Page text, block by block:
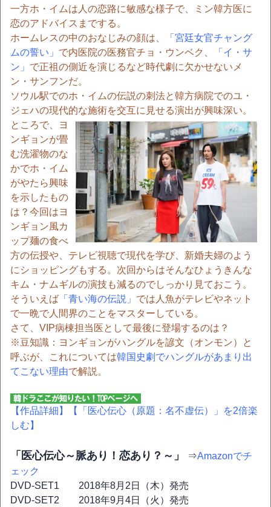
一方ホ・イムは人の恋路に敏感な様子で、ミン韓方医に
恋のアドバイスまでする。
ホームレスの中のおなじみの顔は、
「宮廷女官チャング
ムの誓い」 で内医院の医務官チョ・ウンベク、
「イ・サ
ン」 で正祖の側近を演じるなど時代劇に欠かせないメ
ン・サンフンだ。
ソウル駅でのホ・イムの伝説の刺法と韓方病院でのユ・
ジェハの現代的な施術を交互に見せる演出が興味深い。
ところで、ヨ
ンギョンが畳
む洗濯物のな
かでホ・イム
がやたら興味
を示したもの
は？今回はヨ
ンギョン風カ
ップ麺の食べ
方の伝授や、テレビ視聴で現代を学び、新婚夫婦のよう
にショッピングもする。次回からはそんなひょうきんな
キム・ナムギルの演技も減るのでしっかり見ておこう。
そういえば 「青い海の伝説」 では人魚がテレビやネット
で一晩で人間界のことをマスターしている。
さて、VIP病棟担当医として最後に登場するのは？
※豆知識：ヨンギョンがハングルを諺文（オンモン）と
呼ぶが、これについては韓国史劇でハングルがあまり出
てこない理由で解説。
【作品詳細】
【「医心伝心（原題：名不虚伝）」を2倍楽
しむ】
「医心伝心～脈あり！恋あり？～」 ⇒Amazonでチ
ェック
DVD-SET1 2018年8月2日（木）発売
DVD-SET2 2018年9月4日（火）発売